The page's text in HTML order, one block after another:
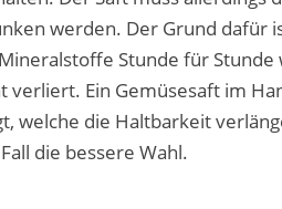
werden. Der Grund dafür
Stunde für Stunde
verliert. Ein Gemüsesaft im
welche die Haltbarkeit
die bessere Wahl.